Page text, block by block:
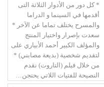
* كل دور من الأدوار الثلاثة التى
أقدمها في السينما و الدراما
والمسرح يختلف تماما عن الآخر *
سعدت بإصرار واختيار المنتج
والمؤلف الكبير أحمد الأبياري على
لتقديم شخصية (بديعة مصابني) *
من خلال فيلم (التاروت) نقدم
النصيحة للفتيات اللاتي يحتجن…